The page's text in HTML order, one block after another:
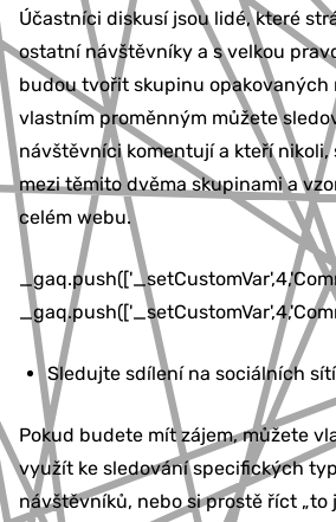
Účastníci diskusí jsou lidé, které
ostatní návštěvníky a s velkou
budou tvořit skupinu opakovaných
vlastním proměnným můžete
návštěvníci komentují a kteří nikoli,
mezi těmito dvěma skupinami a
celém webu.
Sledujte sdílení na sociálních
Pokud budete mít zájem, můžete
využít ke sledování specifických
návštěvníků, nebo si prostě říct „to